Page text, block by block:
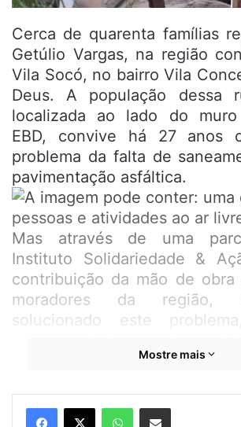
Cerca de quarenta famílias
Getúlio Vargas, na região
Vila Socó, no bairro Vila
Deus. A população dessa
localizada ao lado do muro
EBD, convive há 27 anos
problema da falta de
pavimentação asfáltica.
Mas através de uma
Instituto Solidariedade &
contribuição da mão de obra
moradores da região,
solucionado este
mais mobilidade a população
Mostre mais